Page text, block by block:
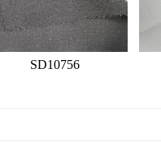
SD10756